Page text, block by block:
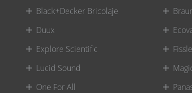
Black+Decker Bricolaje
Duux
Explore Scientific
Lucid Sound
One For All